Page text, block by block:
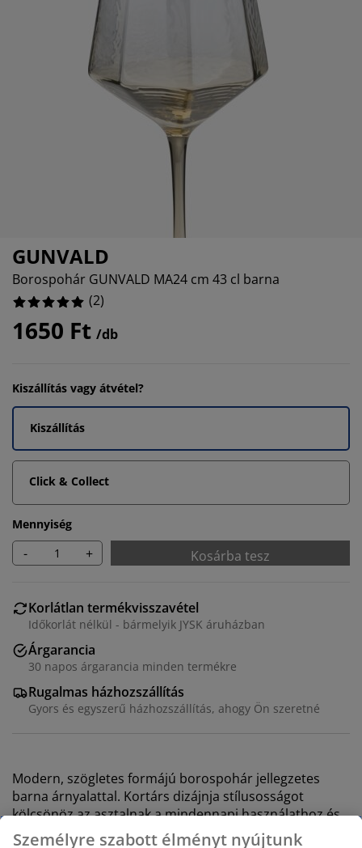
bútorok
és kiegészítők
GUNVALD
Borospohár GUNVALD MA24 cm 43 cl barna
(2)
1650 Ft /db
Kiszállítás vagy átvétel?
Kiszállítás
Click & Collect
Mennyiség
- + Kosárba tesz
Korlátlan termékvisszavétel
Időkorlát nélkül - bármelyik JYSK áruházban
Árgarancia
30 napos árgarancia minden termékre
Rugalmas házhozszállítás
Gyors és egyszerű házhozszállítás, ahogy Ön szeretné
Modern, szögletes formájú borospohár jellegzetes
barna árnyalattal. Kortárs dizájnja stílusosságot
kölcsönöz az asztalnak a mindennapi használathoz és
a különleges alkalmakhoz egyaránt. ÁTM7 x MA24 cm
Személyre szabott élményt nyújtunk